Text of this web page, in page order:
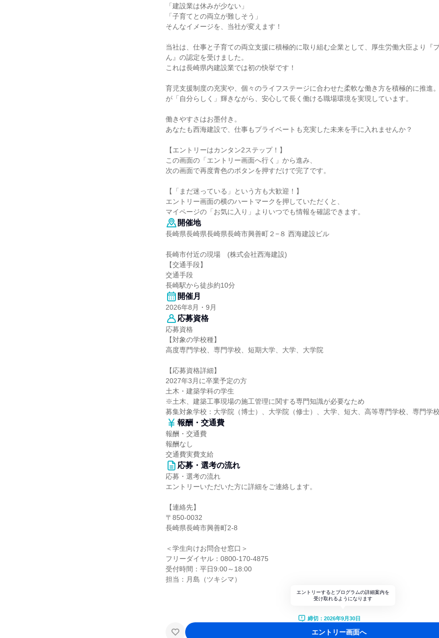
「建設業は休みが少ない」
「子育てとの両立が難しそう」
そんなイメージを、当社が変えます！
当社は、仕事と子育ての両立支援に積極的に取り組む企業として、厚生労働大臣より『
ん』の認定を受けました。
これは長崎県内建設業では初の快挙です！
育児支援制度の充実や、個々のライフステージに合わせた柔軟な働き方を積極的に推進
が「自分らしく」輝きながら、安心して長く働ける職場環境を実現しています。
働きやすさはお墨付き。
あなたも西海建設で、仕事もプライベートも充実した未来を手に入れませんか？
【エントリーはカンタン2ステップ！】
この画面の「エントリー画面へ行く」から進み、
次の画面で再度青色のボタンを押すだけで完了です。
【「まだ迷っている」という方も大歓迎！】
エントリー画面の横のハートマークを押していただくと、
マイページの「お気に入り」よりいつでも情報を確認できます。
開催地
長崎県長崎県長崎県長崎市興善町２−８ 西海建設ビル
長崎市付近の現場 (株式会社西海建設)
【交通手段】
交通手段
長崎駅から徒歩約10分
開催月
2026年8月・9月
応募資格
応募資格
【対象の学校種】
高度専門学校、専門学校、短期大学、大学、大学院
【応募資格詳細】
2027年3月に卒業予定の方
土木・建築学科の学生
※土木、建築工事現場の施工管理に関する専門知識が必要なため
募集対象学校：大学院（博士）、大学院（修士）、大学、短大、高等専門学校、専門学校
報酬・交通費
報酬・交通費
報酬なし
交通費実費支給
応募・選考の流れ
応募・選考の流れ
エントリーいただいた方に詳細をご連絡します。
【連絡先】
〒850-0032
長崎県長崎市興善町2-8
＜学生向けお問合せ窓口＞
フリーダイヤル：0800-170-4875
受付時間：平日9:00～18:00
担当：月島（ツキシマ）
エントリーするとプログラムの詳細案内を
受け取れるようになります
締切：2026年9月30日
エントリー画面へ